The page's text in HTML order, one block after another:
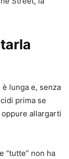
lunga e, senza
prima se
allargarti
“tutte” non ha